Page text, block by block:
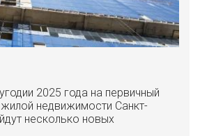
2025 года на первичный
недвижимости Санкт-
несколько новых